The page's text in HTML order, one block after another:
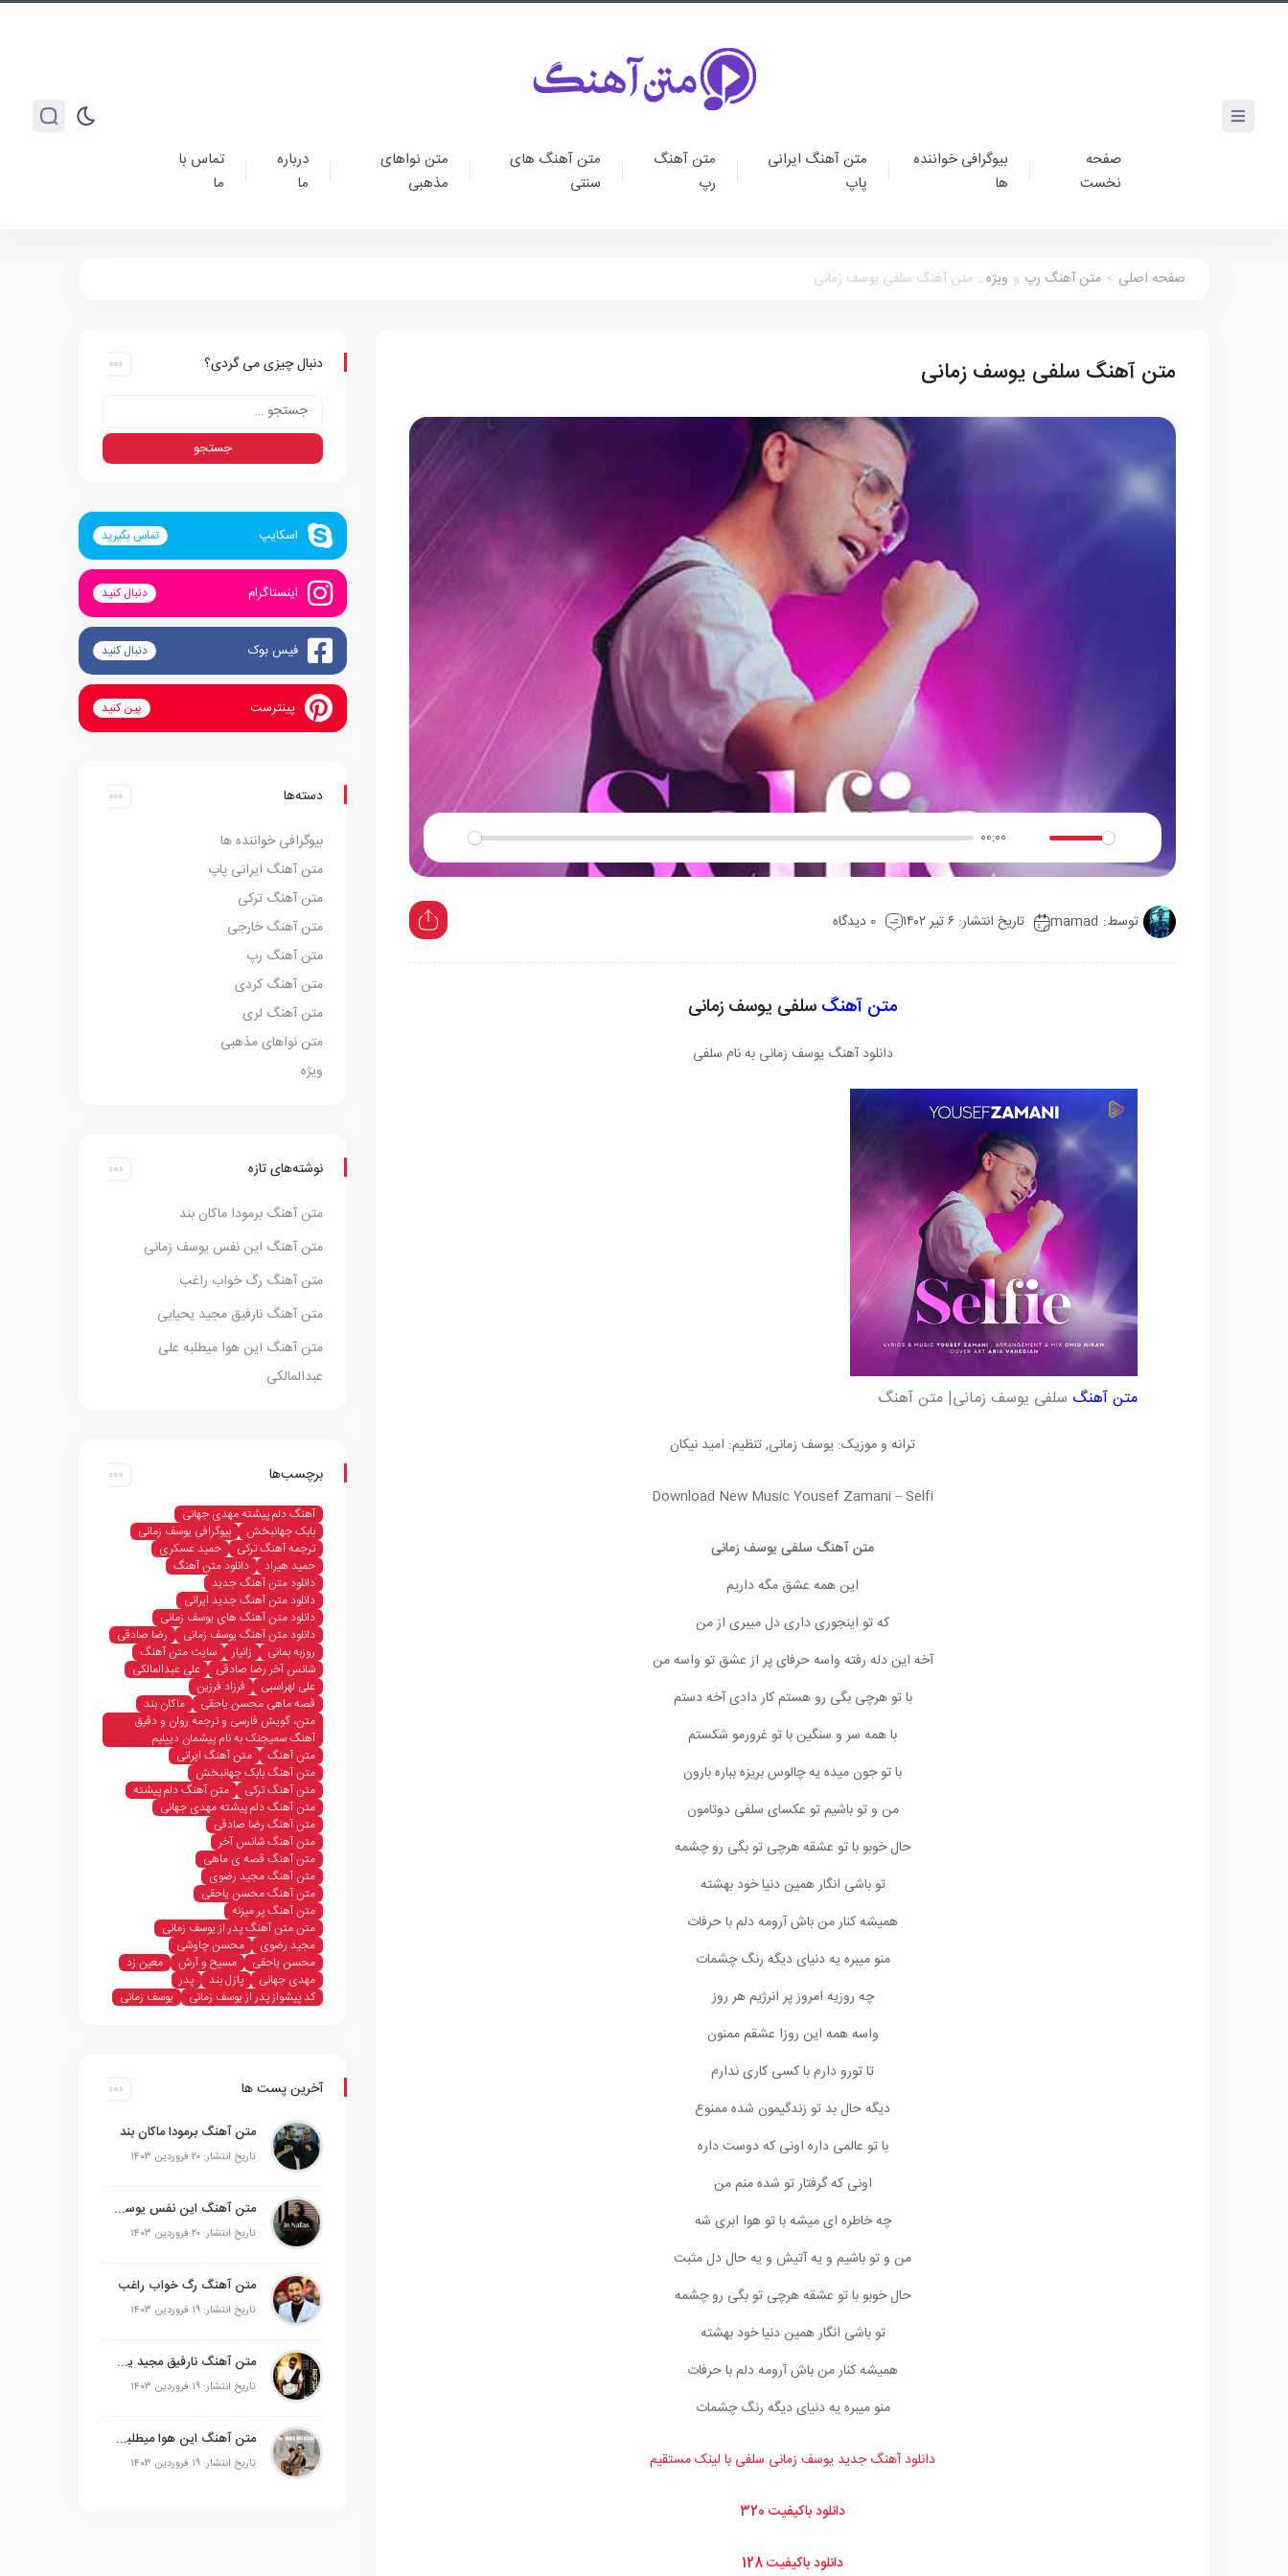
صفحه
نخست
بیوگرافی خواننده
ها
متن آهنگ ایرانی
پاپ
متن آهنگ
رپ
متن آهنگ های
سنتی
متن نواهای
مذهبی
درباره
ما
تماس با
ما
صفحه اصلی > متن آهنگ رپ و ویژه : متن آهنگ سلفی یوسف زمانی
متن آهنگ سلفی یوسف زمانی
Play
00:00
Mute Settings
توسط: mamad تاریخ انتشار: ۶ تیر ۱۴۰۲ 0 دیدگاه
متن آهنگسلفی یوسف زمانی
دانلود آهنگ یوسف زمانی به نام سلفی
متن آهنگ سلفی یوسف زمانی| متن آهنگ
ترانه و موزیک: یوسف زمانی, تنظیم: امید نیکان
Download New Music Yousef Zamani – Selfi
متن آهنگ سلفی یوسف زمانی
این همه عشق مگه داریم
که تو اینجوری داری دل میبری از من
آخه این دله رفته واسه حرفای پر از عشق تو واسه من
با تو هرچی بگی رو هستم کار دادی آخه دستم
با همه سر و سنگین با تو غرورمو شکستم
با تو جون میده یه چالوس بریزه بباره بارون
من و تو باشیم تو عکسای سلفی دوتامون
حال خوبو با تو عشقه هرچی تو بگی رو چشمه
تو باشی انگار همین دنیا خود بهشته
همیشه کنار من باش آرومه دلم با حرفات
منو میبره یه دنیای دیگه رنگ چشمات
چه روزیه امروز پر انرژیم هر روز
واسه همه این روزا عشقم ممنون
تا تورو دارم با کسی کاری ندارم
دیگه حال بد تو زندگیمون شده ممنوع
با تو عالمی داره اونی که دوست داره
اونی که گرفتار تو شده منم من
چه خاطره ای میشه با تو هوا ابری شه
من و تو باشیم و یه آتیش و یه حال دل مثبت
حال خوبو با تو عشقه هرچی تو بگی رو چشمه
تو باشی انگار همین دنیا خود بهشته
همیشه کنار من باش آرومه دلم با حرفات
منو میبره یه دنیای دیگه رنگ چشمات
دانلود آهنگ جدید یوسف زمانی سلفی با لینک مستقیم
دانلود باکیفیت 320
دانلود باکیفیت 128
دنبال چیزی می گردی؟
اسکایپ تماس بگیرید
اینستاگرام دنبال کنید
فیس بوک دنبال کنید
پینترست پین کنید
دسته‌ها
بیوگرافی خواننده ها
متن آهنگ ایرانی پاپ
متن آهنگ ترکی
متن آهنگ خارجی
متن آهنگ رپ
متن آهنگ کردی
متن آهنگ لری
متن نواهای مذهبی
ویژه
نوشته‌های تازه
متن آهنگ برمودا ماکان بند
متن آهنگ این نفس یوسف زمانی
متن آهنگ رگ خواب راغب
متن آهنگ نارفیق مجید یحیایی
متن آهنگ این هوا میطلبه علی
عبدالمالکی
برچسب‌ها
آهنگ دلم پیشته مهدی جهانی
بابک جهانبخش
بیوگرافی یوسف زمانی
ترجمه آهنگ ترکی
حمید عسکری
حمید هیراد
دانلود متن آهنگ
دانلود متن آهنگ جدید
دانلود متن آهنگ جدید ایرانی
دانلود متن آهنگ های یوسف زمانی
دانلود متن آهنگ یوسف زمانی
رضا صادقی
روزبه بمانی
زانیار
سایت متن آهنگ
شانس آخر رضا صادقی
علی عبدالمالکی
علی لهراسبی
فرزاد فرزین
قصه ماهی محسن یاحقی
ماکان بند
متن، گویش فارسی و ترجمه روان و دقیق
آهنگ سمیجنک به نام پیشمان دییلیم
متن آهنگ
متن آهنگ ایرانی
متن آهنگ بابک جهانبخش
متن آهنگ ترکی
متن آهنگ دلم پیشته
متن آهنگ دلم پیشته مهدی جهانی
متن آهنگ رضا صادقی
متن آهنگ شانس آخر
متن آهنگ قصه ی ماهی
متن آهنگ مجید رضوی
متن آهنگ محسن یاحقی
متن آهنگ پر میزنه
متن متن آهنگ پدر از یوسف زمانی
مجید رضوی
محسن چاوشی
محسن یاحقی
مسیح و آرش
معین زد
مهدی جهانی
پازل بند
پدر
کد پیشواز پدر از یوسف زمانی
یوسف زمانی
آخرین پست ها
متن آهنگ برمودا ماکان بند
تاریخ انتشار: ۲۰ فروردین ۱۴۰۳
متن آهنگ این نفس یوسف زمانی
تاریخ انتشار: ۲۰ فروردین ۱۴۰۳
متن آهنگ رگ خواب راغب
تاریخ انتشار: ۱۹ فروردین ۱۴۰۳
متن آهنگ نارفیق مجید یحیایی
تاریخ انتشار: ۱۹ فروردین ۱۴۰۳
متن آهنگ این هوا میطلبه علی عبدالمالکی
تاریخ انتشار: ۱۹ فروردین ۱۴۰۳